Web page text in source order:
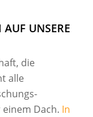
AUF UNSERE
die
alle
Dach. In